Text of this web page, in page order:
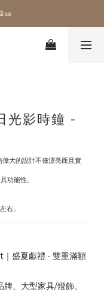
🎫
🎫
影時鐘 -
大的設計不僅漂亮而且實
功能性。
右。
盛夏獻禮 ‧ 雙重滿額
、大型家具/燈飾、